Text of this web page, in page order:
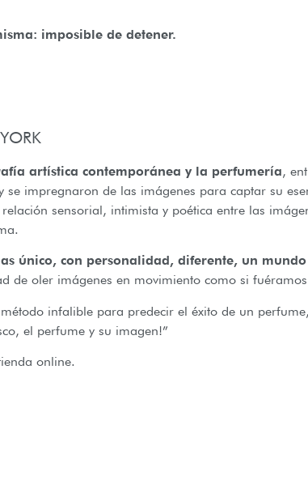
imposible de detener.
artística contemporánea y la perfumería,
impregnaron de las imágenes para captar su
sensorial, intimista y poética entre las
único, con personalidad, diferente, un
de oler imágenes en movimiento como si
infalible para predecir el éxito de un
el perfume y su imagen!”
online.